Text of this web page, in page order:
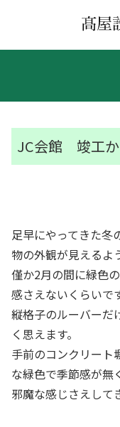
JC会館 竣工か
足早にやってきた冬
物の外観が見えるよ
僅か2月の間に緑色
感さえないくらいで
縦格子のルーバーだ
く思えます。
手前のコンクリート
な緑色で季節感が無
邪魔な感じさえして